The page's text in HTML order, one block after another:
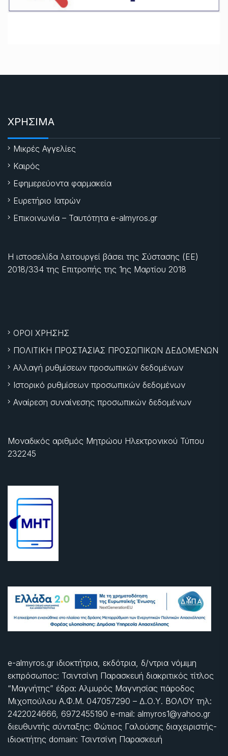
ΧΡΗΣΙΜΑ
Μικρές Αγγελίες
Καιρός
Εφημερεύοντα φαρμακεία
Ευρετήριο Ιατρών
Επικοινωνία – Ταυτότητα e-almyros.gr
Η ιστοσελίδα λειτουργεί βάσει της Σύστασης (ΕΕ)
2018/334 της Επιτροπής της 1ης Μαρτίου 2018
ΟΡΟΙ ΧΡΗΣΗΣ
ΠΟΛΙΤΙΚΗ ΠΡΟΣΤΑΣΙΑΣ ΠΡΟΣΩΠΙΚΩΝ ΔΕΔΟΜΕΝΩΝ
Αλλαγή ρυθμίσεων προσωπικών δεδομένων
Ιστορικό ρυθμίσεων προσωπικών δεδομένων
Αναίρεση συναίνεσης προσωπικών δεδομένων
Μοναδικός αριθμός Μητρώου Ηλεκτρονικού Τύπου
232245
e-almyros.gr ιδιοκτήτρια, εκδότρια, δ/ντρια νόμιμη
εκπρόσωπος: Τσιντσίνη Παρασκευή διακριτικός τίτλος
“Μαγνήτης” έδρα: Αλμυρός Μαγνησίας πάροδος
Μιχοπούλου Α.Φ.Μ. 047057290 – Δ.Ο.Υ. ΒΟΛΟΥ τηλ:
2422024666, 6972455190 e-mail: almyros1@yahoo.gr
διευθυντής σύνταξης: Φώτιος Γαλούσης διαχειριστής-
ιδιοκτήτης domain: Τσιντσίνη Παρασκευή